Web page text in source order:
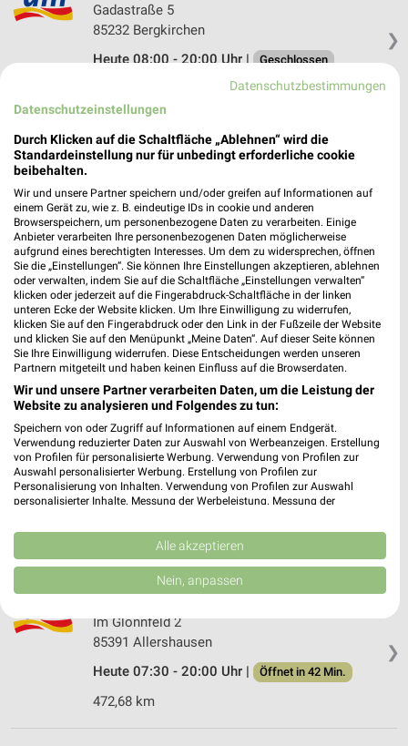
❯
Gadastraße 5
85232 Bergkirchen
Heute 08:00 - 20:00 Uhr | Geschlossen
dm Eching
Dieselstraße 35
Heute 07:30 - 20:00 Uhr | Öffnet in 42 Min.
484,26 km
Rossmann Neufahrn
Philipp-Reis-Str. 2 c
85375 Neufahrn
Heute 08:00 - 20:00 Uhr | Geschlossen
484,12 km • Angebote: 2 Prospekte
Rossmann Allershausen
Bürgermeister-Neumeyr-Str. 2
85391 Allershausen
472,83 km • Angebote: 2 Prospekte
❯
Im Glonnfeld 2
85391 Allershausen
Heute 07:30 - 20:00 Uhr |
Öffnet in 42 Min.
472,68 km
Datenschutzbestimmungen
Datenschutzeinstellungen
Durch Klicken auf die Schaltfläche „Ablehnen“ wird die
Standardeinstellung nur für unbedingt erforderliche cookie
beibehalten.
Wir und unsere Partner speichern und/oder greifen auf Informationen auf
einem Gerät zu, wie z. B. eindeutige IDs in cookie und anderen
Browserspeichern, um personenbezogene Daten zu verarbeiten. Einige
Anbieter verarbeiten Ihre personenbezogenen Daten möglicherweise
aufgrund eines berechtigten Interesses. Um dem zu widersprechen, öffnen
Sie die „Einstellungen“. Sie können Ihre Einstellungen akzeptieren, ablehnen
oder verwalten, indem Sie auf die Schaltfläche „Einstellungen verwalten“
klicken oder jederzeit auf die Fingerabdruck-Schaltfläche in der linken
unteren Ecke der Website klicken. Um Ihre Einwilligung zu widerrufen,
klicken Sie auf den Fingerabdruck oder den Link in der Fußzeile der Website
und klicken Sie auf den Menüpunkt „Meine Daten“. Auf dieser Seite können
Sie Ihre Einwilligung widerrufen. Diese Entscheidungen werden unseren
Partnern mitgeteilt und haben keinen Einfluss auf die Browserdaten.
Wir und unsere Partner verarbeiten Daten, um die Leistung der
Website zu analysieren und Folgendes zu tun:
Speichern von oder Zugriff auf Informationen auf einem Endgerät.
Verwendung reduzierter Daten zur Auswahl von Werbeanzeigen. Erstellung
von Profilen für personalisierte Werbung. Verwendung von Profilen zur
Auswahl personalisierter Werbung. Erstellung von Profilen zur
Personalisierung von Inhalten. Verwendung von Profilen zur Auswahl
personalisierter Inhalte. Messung der Werbeleistung. Messung der
Kombinationen von Daten aus verschiedenen Quellen. Entwicklung und
Verbesserung der Angebote. Verwendung reduzierter Daten zur Auswahl
von Inhalten.
Daten können außerhalb der Europäischen Union weitergegeben und in die
USA gesendet werden.
Website/App.
Partnerliste anzeigen (1 IAB-Anbieter)
Wir nutzen Ihre Daten für folgende Zwecke:
IAB-Verarbeitungszwecke:
Alle akzeptieren
Nein, anpassen